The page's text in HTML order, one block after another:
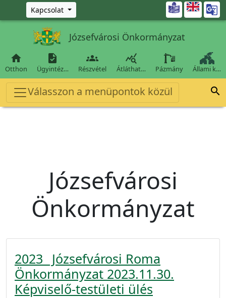
Ugrás a fő tartalomra
Kapcsolat 
Józsefvárosi Önkormányzat

Otthon

Ügyintéz…

Részvétel

Átláthat… Pázmány Állami k…
Válasszon a menüpontok közül 
Józsefvárosi
Önkormányzat
2023_ Józsefvárosi Roma
Önkormányzat 2023.11.30.
Képviselő-testületi ülés